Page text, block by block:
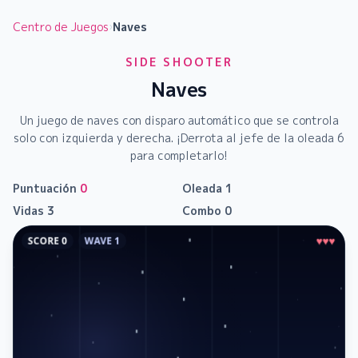
Centro de Juegos›Naves
SIDE SHOOTER
Naves
Un juego de naves con disparo automático que se controla
solo con izquierda y derecha. ¡Derrota al jefe de la oleada 6
para completarlo!
Puntuación 0 Oleada 1
Vidas 3 Combo 0